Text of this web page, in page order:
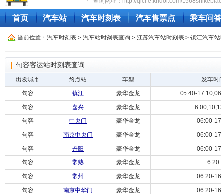
首页 汽车站 汽车时刻表 汽车售票点 乘车问答
当前位置： 汽车时刻表 > 汽车站时刻表查询 > 江苏汽车站时刻表 > 镇江汽车
句容客运站时刻表查询
出发城市 终点站 车型
发车时
句容
镇江 豪华金龙
05:40-
句容
嘉兴 豪华金龙
句容
中央门 豪华金龙
06:00-
句容
南京中央门 豪华金龙
06:00-
句容
丹阳 豪华金龙
06:00-
句容
常熟 豪华金龙
6:20
句容
常州 豪华金龙
06:20-
句容
南京中华门 豪华金龙
06:20-